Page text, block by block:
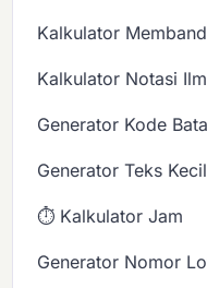
Kalkulator
Kalkulator Notasi
Generator Kode
Generator Teks Kecil
⏱️ Kalkulator Jam
Generator Nomor